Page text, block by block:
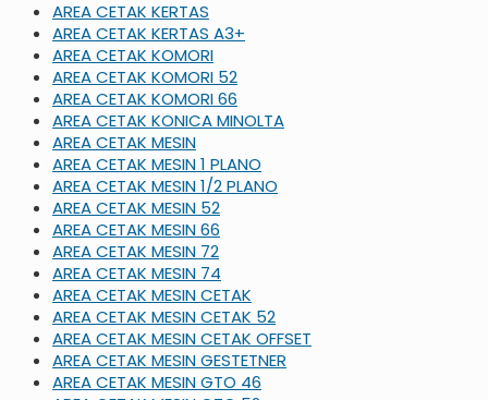
AREA CETAK KERTAS
AREA CETAK KERTAS A3+
AREA CETAK KOMORI
AREA CETAK KOMORI 52
AREA CETAK KOMORI 66
AREA CETAK KONICA MINOLTA
AREA CETAK MESIN
AREA CETAK MESIN 1 PLANO
AREA CETAK MESIN 1/2 PLANO
AREA CETAK MESIN 52
AREA CETAK MESIN 66
AREA CETAK MESIN 72
AREA CETAK MESIN 74
AREA CETAK MESIN CETAK
AREA CETAK MESIN CETAK 52
AREA CETAK MESIN CETAK OFFSET
AREA CETAK MESIN GESTETNER
AREA CETAK MESIN GTO 46